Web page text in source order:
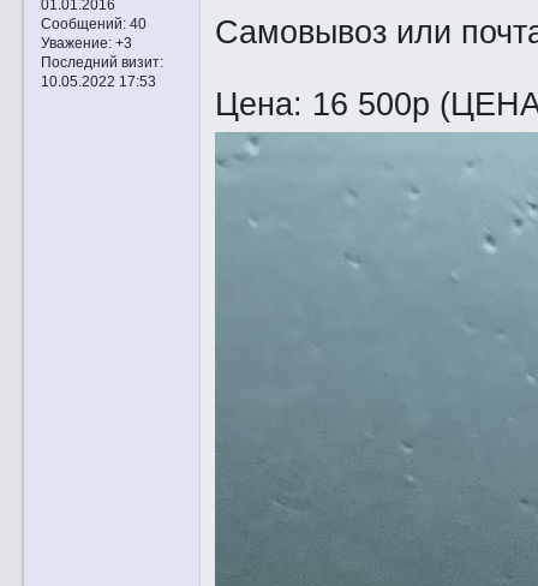
01.01.2016
Сообщений:40
Уважение: +3
Последний визит:
10.05.2022 17:53
Самовывоз или
Цена: 16 500р